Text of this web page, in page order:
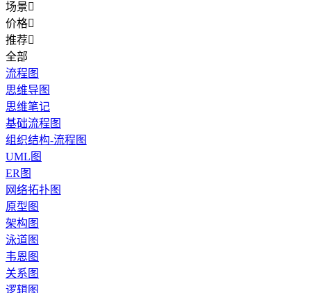
场景
价格
推荐
全部
流程图
思维导图
思维笔记
基础流程图
组织结构-流程图
UML图
ER图
网络拓扑图
原型图
架构图
泳道图
韦恩图
关系图
逻辑图